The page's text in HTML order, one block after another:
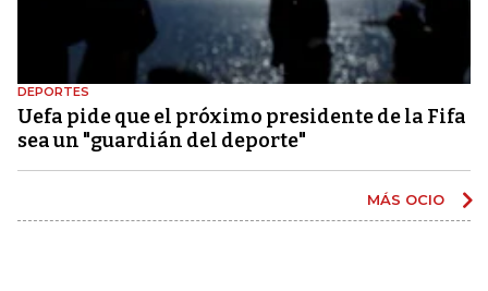
DEPORTES
Uefa pide que el próximo presidente de la Fifa
sea un "guardián del deporte"
MÁS OCIO